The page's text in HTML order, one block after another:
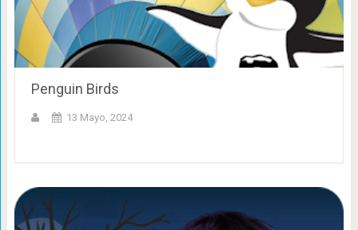
Penguin Birds
13 Mayo, 2024